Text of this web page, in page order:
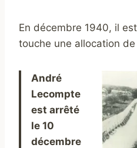
En décembre 1940, il
touche une allocation
André
Lecompte
est arrêté
le 10
décembre